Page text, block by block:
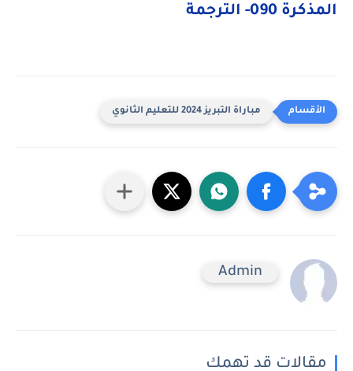
​​المذكرة 090- الترجمة
مباراة التبريز 2024 للتعليم الثانوي
Admin
مقالات قد تهمك